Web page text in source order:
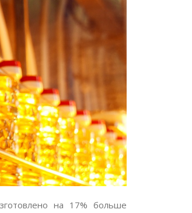
на 17% больше